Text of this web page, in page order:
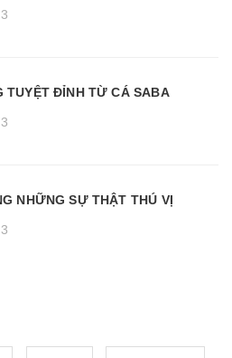
TUYỆT ĐỈNH TỪ CÁ SABA
NHỮNG SỰ THẬT THÚ VỊ